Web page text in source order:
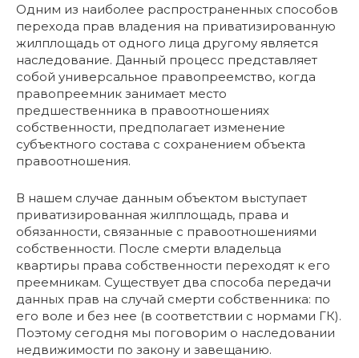
Одним из наиболее распространенных способов
перехода прав владения на приватизированную
жилплощадь от одного лица другому является
наследование. Данный процесс представляет
собой универсальное правопреемство, когда
правопреемник занимает место
предшественника в правоотношениях
собственности, предполагает изменение
субъектного состава с сохранением объекта
правоотношения.
В нашем случае данным объектом выступает
приватизированная жилплощадь, права и
обязанности, связанные с правоотношениями
собственности. После смерти владельца
квартиры права собственности переходят к его
преемникам. Существует два способа передачи
данных прав на случай смерти собственника: по
его воле и без нее (в соответствии с нормами ГК).
Поэтому сегодня мы поговорим о наследовании
недвижимости по закону и завещанию.